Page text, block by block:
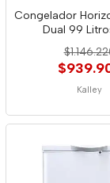
Congelador
Dual 99
Kalley